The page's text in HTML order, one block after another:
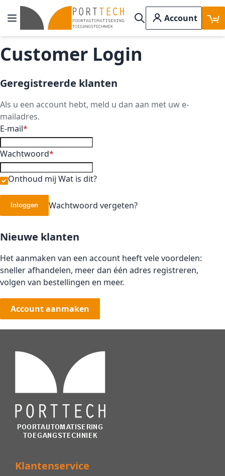
Ga naar de inhoud
Toggle Nav
Search
Account
Customer Login
Geregistreerde klanten
Als u een account hebt, meld u dan aan met uw e-
mailadres.
E-mail
Wachtwoord
Onthoud mij Wat is dit?
Inloggen Wachtwoord vergeten?
Nieuwe klanten
Het aanmaken van een account heeft vele voordelen:
sneller afhandelen, meer dan één adres registreren,
volgen van bestellingen en meer.
Account aanmaken
Klantenservice